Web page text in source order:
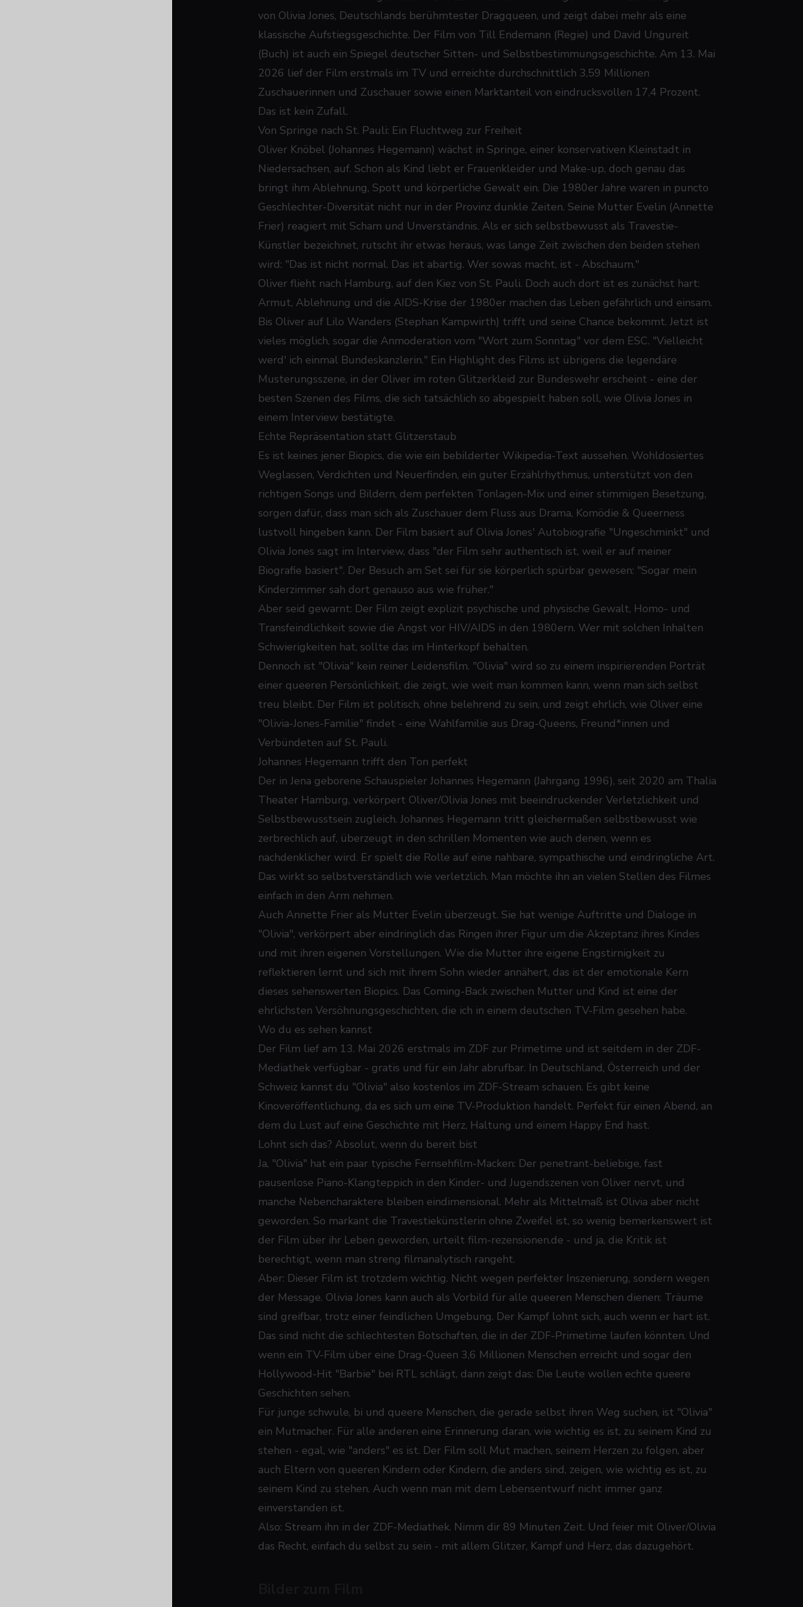
von Olivia Jones, Deutschlands berühmtester Dragqueen, und zeigt dabei mehr als eine
klassische Aufstiegsgeschichte. Der Film von Till Endemann (Regie) und David Ungureit
(Buch) ist auch ein Spiegel deutscher Sitten- und Selbstbestimmungsgeschichte. Am 13. Mai
2026 lief der Film erstmals im TV und erreichte durchschnittlich 3,59 Millionen
Zuschauerinnen und Zuschauer sowie einen Marktanteil von eindrucksvollen 17,4 Prozent.
Das ist kein Zufall.
Von Springe nach St. Pauli: Ein Fluchtweg zur Freiheit
Oliver Knöbel (Johannes Hegemann) wächst in Springe, einer konservativen Kleinstadt in
Niedersachsen, auf. Schon als Kind liebt er Frauenkleider und Make-up, doch genau das
bringt ihm Ablehnung, Spott und körperliche Gewalt ein. Die 1980er Jahre waren in puncto
Geschlechter-Diversität nicht nur in der Provinz dunkle Zeiten. Seine Mutter Evelin (Annette
Frier) reagiert mit Scham und Unverständnis. Als er sich selbstbewusst als Travestie-
Künstler bezeichnet, rutscht ihr etwas heraus, was lange Zeit zwischen den beiden stehen
wird: "Das ist nicht normal. Das ist abartig. Wer sowas macht, ist - Abschaum."
Oliver flieht nach Hamburg, auf den Kiez von St. Pauli. Doch auch dort ist es zunächst hart:
Armut, Ablehnung und die AIDS-Krise der 1980er machen das Leben gefährlich und einsam.
Bis Oliver auf Lilo Wanders (Stephan Kampwirth) trifft und seine Chance bekommt. Jetzt ist
vieles möglich, sogar die Anmoderation vom "Wort zum Sonntag" vor dem ESC. "Vielleicht
werd' ich einmal Bundeskanzlerin." Ein Highlight des Films ist übrigens die legendäre
Musterungsszene, in der Oliver im roten Glitzerkleid zur Bundeswehr erscheint - eine der
besten Szenen des Films, die sich tatsächlich so abgespielt haben soll, wie Olivia Jones in
einem Interview bestätigte.
Echte Repräsentation statt Glitzerstaub
Es ist keines jener Biopics, die wie ein bebilderter Wikipedia-Text aussehen. Wohldosiertes
Weglassen, Verdichten und Neuerfinden, ein guter Erzählrhythmus, unterstützt von den
richtigen Songs und Bildern, dem perfekten Tonlagen-Mix und einer stimmigen Besetzung,
sorgen dafür, dass man sich als Zuschauer dem Fluss aus Drama, Komödie & Queerness
lustvoll hingeben kann. Der Film basiert auf Olivia Jones' Autobiografie "Ungeschminkt" und
Olivia Jones sagt im Interview, dass "der Film sehr authentisch ist, weil er auf meiner
Biografie basiert". Der Besuch am Set sei für sie körperlich spürbar gewesen: "Sogar mein
Kinderzimmer sah dort genauso aus wie früher."
Aber seid gewarnt: Der Film zeigt explizit psychische und physische Gewalt, Homo- und
Transfeindlichkeit sowie die Angst vor HIV/AIDS in den 1980ern. Wer mit solchen Inhalten
Schwierigkeiten hat, sollte das im Hinterkopf behalten.
Dennoch ist "Olivia" kein reiner Leidensfilm. "Olivia" wird so zu einem inspirierenden Porträt
einer queeren Persönlichkeit, die zeigt, wie weit man kommen kann, wenn man sich selbst
treu bleibt. Der Film ist politisch, ohne belehrend zu sein, und zeigt ehrlich, wie Oliver eine
"Olivia-Jones-Familie" findet - eine Wahlfamilie aus Drag-Queens, Freund*innen und
Verbündeten auf St. Pauli.
Johannes Hegemann trifft den Ton perfekt
Der in Jena geborene Schauspieler Johannes Hegemann (Jahrgang 1996), seit 2020 am Thalia
Theater Hamburg, verkörpert Oliver/Olivia Jones mit beeindruckender Verletzlichkeit und
Selbstbewusstsein zugleich. Johannes Hegemann tritt gleichermaßen selbstbewusst wie
zerbrechlich auf, überzeugt in den schrillen Momenten wie auch denen, wenn es
nachdenklicher wird. Er spielt die Rolle auf eine nahbare, sympathische und eindringliche Art.
Das wirkt so selbstverständlich wie verletzlich. Man möchte ihn an vielen Stellen des Filmes
einfach in den Arm nehmen.
Auch Annette Frier als Mutter Evelin überzeugt. Sie hat wenige Auftritte und Dialoge in
"Olivia", verkörpert aber eindringlich das Ringen ihrer Figur um die Akzeptanz ihres Kindes
und mit ihren eigenen Vorstellungen. Wie die Mutter ihre eigene Engstirnigkeit zu
reflektieren lernt und sich mit ihrem Sohn wieder annähert, das ist der emotionale Kern
dieses sehenswerten Biopics. Das Coming-Back zwischen Mutter und Kind ist eine der
ehrlichsten Versöhnungsgeschichten, die ich in einem deutschen TV-Film gesehen habe.
Wo du es sehen kannst
Der Film lief am 13. Mai 2026 erstmals im ZDF zur Primetime und ist seitdem in der ZDF-
Mediathek verfügbar - gratis und für ein Jahr abrufbar. In Deutschland, Österreich und der
Schweiz kannst du "Olivia" also kostenlos im ZDF-Stream schauen. Es gibt keine
Kinoveröffentlichung, da es sich um eine TV-Produktion handelt. Perfekt für einen Abend, an
dem du Lust auf eine Geschichte mit Herz, Haltung und einem Happy End hast.
Lohnt sich das? Absolut, wenn du bereit bist
Ja, "Olivia" hat ein paar typische Fernsehfilm-Macken: Der penetrant-beliebige, fast
pausenlose Piano-Klangteppich in den Kinder- und Jugendszenen von Oliver nervt, und
manche Nebencharaktere bleiben eindimensional. Mehr als Mittelmaß ist Olivia aber nicht
geworden. So markant die Travestiekünstlerin ohne Zweifel ist, so wenig bemerkenswert ist
der Film über ihr Leben geworden, urteilt film-rezensionen.de - und ja, die Kritik ist
berechtigt, wenn man streng filmanalytisch rangeht.
Aber: Dieser Film ist trotzdem wichtig. Nicht wegen perfekter Inszenierung, sondern wegen
der Message. Olivia Jones kann auch als Vorbild für alle queeren Menschen dienen: Träume
sind greifbar, trotz einer feindlichen Umgebung. Der Kampf lohnt sich, auch wenn er hart ist.
Das sind nicht die schlechtesten Botschaften, die in der ZDF-Primetime laufen könnten. Und
wenn ein TV-Film über eine Drag-Queen 3,6 Millionen Menschen erreicht und sogar den
Hollywood-Hit "Barbie" bei RTL schlägt, dann zeigt das: Die Leute wollen echte queere
Geschichten sehen.
Für junge schwule, bi und queere Menschen, die gerade selbst ihren Weg suchen, ist "Olivia"
ein Mutmacher. Für alle anderen eine Erinnerung daran, wie wichtig es ist, zu seinem Kind zu
stehen - egal, wie "anders" es ist. Der Film soll Mut machen, seinem Herzen zu folgen, aber
auch Eltern von queeren Kindern oder Kindern, die anders sind, zeigen, wie wichtig es ist, zu
seinem Kind zu stehen. Auch wenn man mit dem Lebensentwurf nicht immer ganz
einverstanden ist.
Also: Stream ihn in der ZDF-Mediathek. Nimm dir 89 Minuten Zeit. Und feier mit Oliver/Olivia
das Recht, einfach du selbst zu sein - mit allem Glitzer, Kampf und Herz, das dazugehört.